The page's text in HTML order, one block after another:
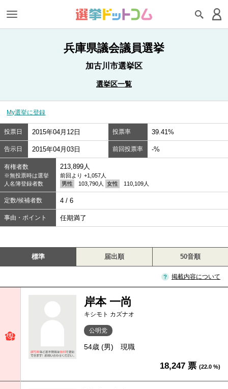
兵庫県議会議員選挙
加古川市選挙区
選挙区一覧
My選挙に登録
投票日 2015年04月12日 投票率 39.41%
告示日 2015年04月03日 前回投票率 -%
有権者数
※無投票時は選挙
人名簿登録者数
213,899人
前回より +1,057人
男性
103,790人 女性 110,109人
定数/候補者数 4 / 6
事由・ポイント 任期満了
標準 届出順 50音順
掲載内容について
岸本 一尚
キシモト カズナオ
公明党
54歳 (男) 現職
18,247 票 (22.0 %)